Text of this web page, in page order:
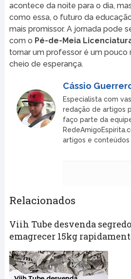
acontece da noite para o dia,
como essa, o futuro da
mais promissor. A jornada pode
com o Pé-de-Meia
tornar um professor é um pouco
cheio de esperança.
Cássio
Especialista com
redação de artigos
faço parte da
artigos e conteúdos
Relacionados
Viih Tube desvenda
emagrecer 15kg